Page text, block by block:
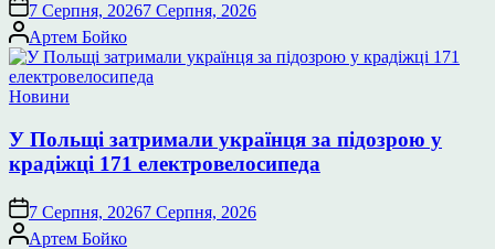
7 Серпня, 20267 Серпня, 2026
Опубліковано
Артем Бойко
Опублікувати
Новини
У Польщі затримали українця за підозрою у
крадіжці 171 електровелосипеда
7 Серпня, 20267 Серпня, 2026
Опубліковано
Артем Бойко